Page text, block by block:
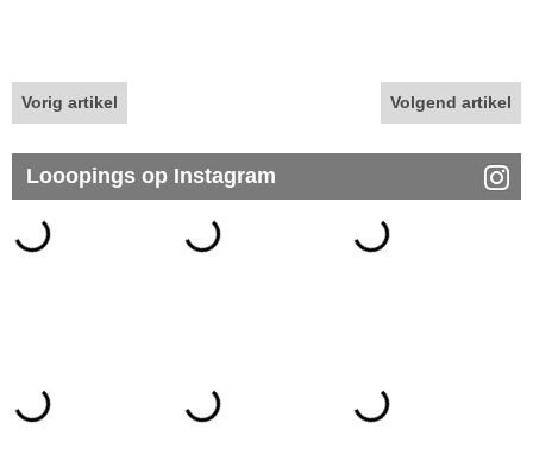
Vorig artikel Volgend artikel
Looopings op Instagram